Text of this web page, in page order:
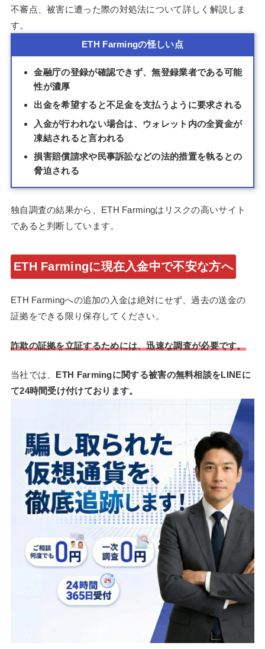
不審点、被害に遭った際の対処法について詳しく解説しま
す。
ETH Farmingの怪しい点
金融庁の登録が確認できず、無登録業者である可能
性が濃厚
出金を希望すると不足金を支払うように要求される
入金が行われない場合は、ウォレット内の全資金が
凍結されると言われる
損害賠償請求や民事訴訟などの法的措置を執るとの
脅迫される
独自調査の結果から、ETH Farmingはリスクの高いサイト
であると判断しています。
ETH Farmingに現在入金中で不安な方へ
ETH Farmingへの追加の入金は絶対にせず、過去の送金の
証拠をできる限り保存してください。
詐欺の証拠を立証するためには、迅速な調査が必要です。
当社では、 ETH Farmingに関する被害の無料相談をLINEに
て24時間受け付けております。